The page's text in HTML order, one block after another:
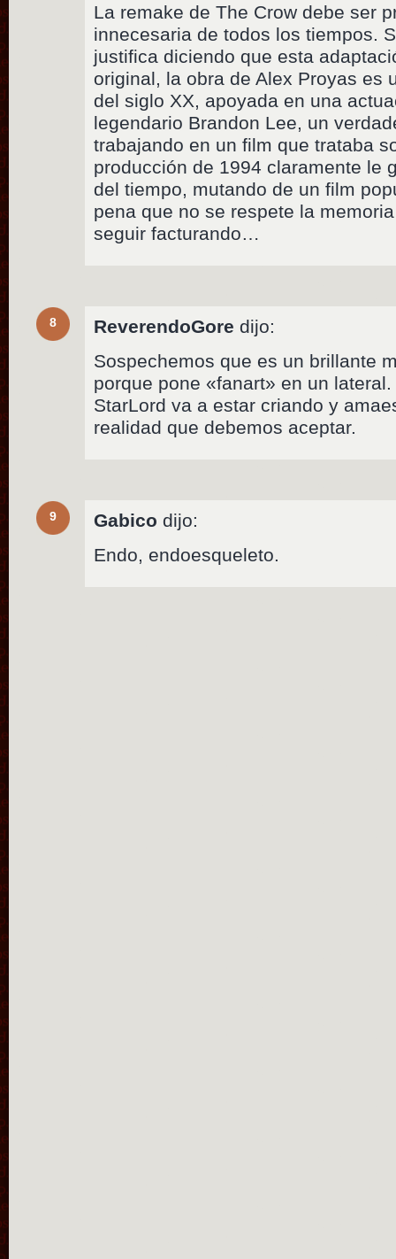
La remake de The Crow debe ser
innecesaria de todos los tiempos.
justifica diciendo que esta
original, la obra de Alex Proyas es
del siglo XX, apoyada en una
legendario Brandon Lee, un
trabajando en un film que trataba
producción de 1994 claramente le
del tiempo, mutando de un film
pena que no se respete la
seguir facturando…
8 ReverendoGore dijo:
Sospechemos que es un brillante
porque pone «fanart» en un
StarLord va a estar criando y
realidad que debemos aceptar.
9 Gabico dijo:
Endo, endoesqueleto.